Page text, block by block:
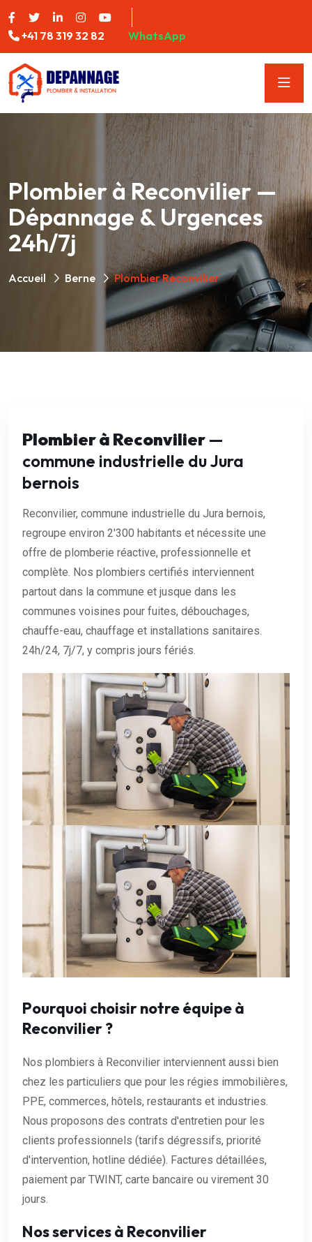
+41 78 319 32 82 WhatsApp
Plombier à Reconvilier —
Dépannage & Urgences
24h/7j
Accueil Berne Plombier Reconvilier
Plombier à Reconvilier —
commune industrielle du Jura
bernois
Reconvilier, commune industrielle du Jura bernois,
regroupe environ 2'300 habitants et nécessite une
offre de plomberie réactive, professionnelle et
complète. Nos plombiers certifiés interviennent
partout dans la commune et jusque dans les
communes voisines pour fuites, débouchages,
chauffe-eau, chauffage et installations sanitaires.
24h/24, 7j/7, y compris jours fériés.
Pourquoi choisir notre équipe à
Reconvilier ?
Nos plombiers à Reconvilier interviennent aussi bien
chez les particuliers que pour les régies immobilières,
PPE, commerces, hôtels, restaurants et industries.
Nous proposons des contrats d'entretien pour les
clients professionnels (tarifs dégressifs, priorité
d'intervention, hotline dédiée). Factures détaillées,
paiement par TWINT, carte bancaire ou virement 30
jours.
Nos services à Reconvilier